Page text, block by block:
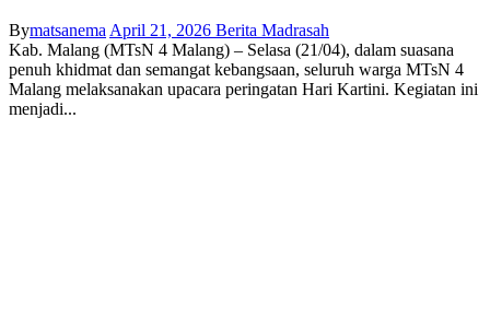
Bymatsanema April 21, 2026 Berita Madrasah
Kab. Malang (MTsN 4 Malang) – Selasa (21/04), dalam suasana
penuh khidmat dan semangat kebangsaan, seluruh warga MTsN 4
Malang melaksanakan upacara peringatan Hari Kartini. Kegiatan ini
menjadi...